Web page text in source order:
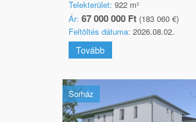
Telekterület: 922 m²
Ár: 67 000 000 Ft (183 060 €)
Feltöltés dátuma: 2026.08.02.
Tovább
Sorház